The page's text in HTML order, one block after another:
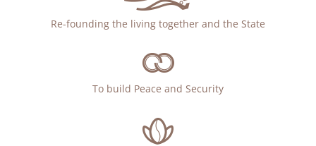
Re-founding the living together and the State
To build Peace and Security